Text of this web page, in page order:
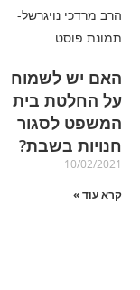
האם יש לשמוח
על החלטת בית
המשפט לסגור
חנויות בשבת?
10/02/2021
קרא עוד »